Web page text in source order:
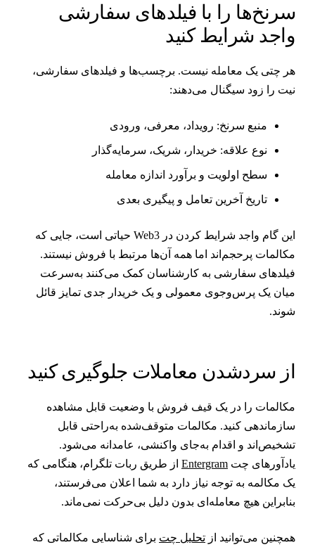
را با فیلدهای سفارشی
شرایط کنید
چتی یک معامله نیست. برچسب‌ها و فیلدهای سفارشی،
را زود سیگنال می‌دهند:
منبع سرنخ: رویداد، معرفی، ورودی
نوع علاقه: خریدار، شریک، سرمایه‌گذار
سطح اولویت و برآورد اندازه معامله
تاریخ آخرین تعامل و پیگیری بعدی
این گام واجد شرایط کردن در Web3 حیاتی است، جایی که
پرحجم‌اند اما همه آن‌ها مرتبط با فروش نیستند.
سفارشی به کارشناسان کمک می‌کنند به‌سرعت
یک پرس‌وجوی معمولی و یک خریدار جدی تمایز قائل
سردشدن معاملات جلوگیری کنید
را در یک قیف فروش با وضعیت قابل مشاهده
کنید. مکالمات متوقف‌شده به‌راحتی قابل
و اقدام به‌جای واکنشی، عامدانه می‌شود.
چت Entergramاز طریق ربات تلگرام، هنگامی که
مکالمه به توجه نیاز دارد به شما اعلان می‌فرستند،
هیچ معامله‌ای بدون دلیل بی‌حرکت نمی‌ماند.
می‌توانید ازتحلیل چت برای شناسایی مکالماتی که